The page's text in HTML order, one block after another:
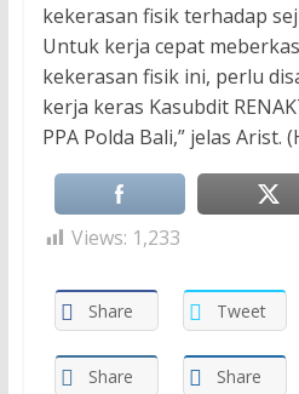
kekerasan fisik terhadap
Untuk kerja cepat
kekerasan fisik ini, perlu
kerja keras Kasubdit
PPA Polda Bali,” jelas Arist.
Views: 1,233
Share Tweet
Share Share